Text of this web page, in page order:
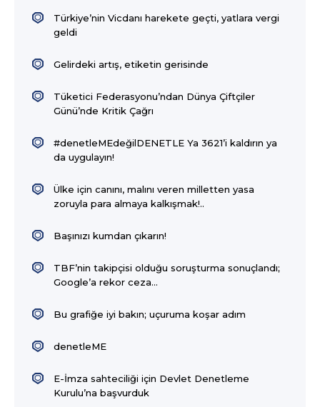
Türkiye’nin Vicdanı harekete geçti, yatlara vergi
geldi
Gelirdeki artış, etiketin gerisinde
Tüketici Federasyonu’ndan Dünya Çiftçiler
Günü’nde Kritik Çağrı
#denetleMEdeğilDENETLE Ya 3621’i kaldırın ya
da uygulayın!
Ülke için canını, malını veren milletten yasa
zoruyla para almaya kalkışmak!..
Başınızı kumdan çıkarın!
TBF’nin takipçisi olduğu soruşturma sonuçlandı;
Google’a rekor ceza…
Bu grafiğe iyi bakın; uçuruma koşar adım
denetleME
E-İmza sahteciliği için Devlet Denetleme
Kurulu’na başvurduk